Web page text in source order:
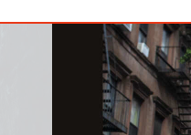
番組